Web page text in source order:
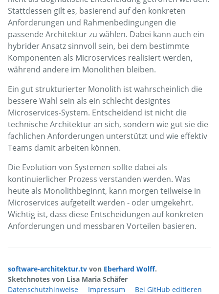
Stattdessen gilt es, basierend auf den konkreten
Anforderungen und Rahmenbedingungen die
passende Architektur zu wählen. Dabei kann auch ein
hybrider Ansatz sinnvoll sein, bei dem bestimmte
Komponenten als Microservices realisiert werden,
während andere im Monolithen bleiben.
Ein gut strukturierter Monolith ist wahrscheinlich die
bessere Wahl sein als ein schlecht designtes
Microservices-System. Entscheidend ist nicht die
technische Architektur an sich, sondern wie gut sie die
fachlichen Anforderungen unterstützt und wie effektiv
Teams damit arbeiten können.
Die Evolution von Systemen sollte dabei als
kontinuierlicher Prozess verstanden werden. Was
heute als Monolithbeginnt, kann morgen teilweise in
Microservices aufgeteilt werden - oder umgekehrt.
Wichtig ist, dass diese Entscheidungen auf konkreten
Anforderungen und messbaren Vorteilen basieren.
software-architektur.tv von Eberhard Wolff.
Sketchnotes von Lisa Maria Schäfer
Datenschutzhinweise
Impressum Bei GitHub editieren